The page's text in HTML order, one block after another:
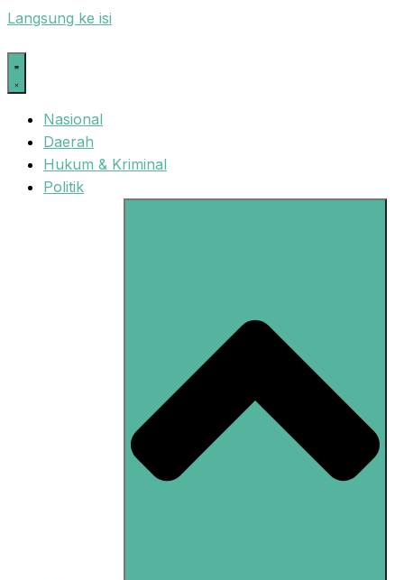
Langsung ke isi
Nasional
Daerah
Hukum & Kriminal
Politik